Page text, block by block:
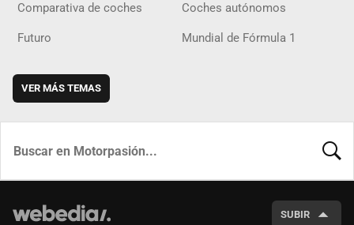
Comparativa de coches Coches autónomos
Futuro Mundial de Fórmula 1
VER MÁS TEMAS
SUBIR